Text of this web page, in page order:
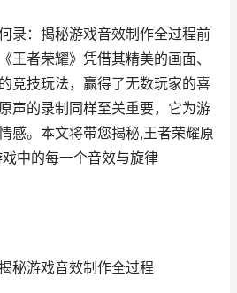
录：揭秘游戏音效制作全过程前
王者荣耀》凭借其精美的画面、
竞技玩法，赢得了无数玩家的喜
声的录制同样至关重要，它为游
感。本文将带您揭秘,王者荣耀原
中的每一个音效与旋律
秘游戏音效制作全过程